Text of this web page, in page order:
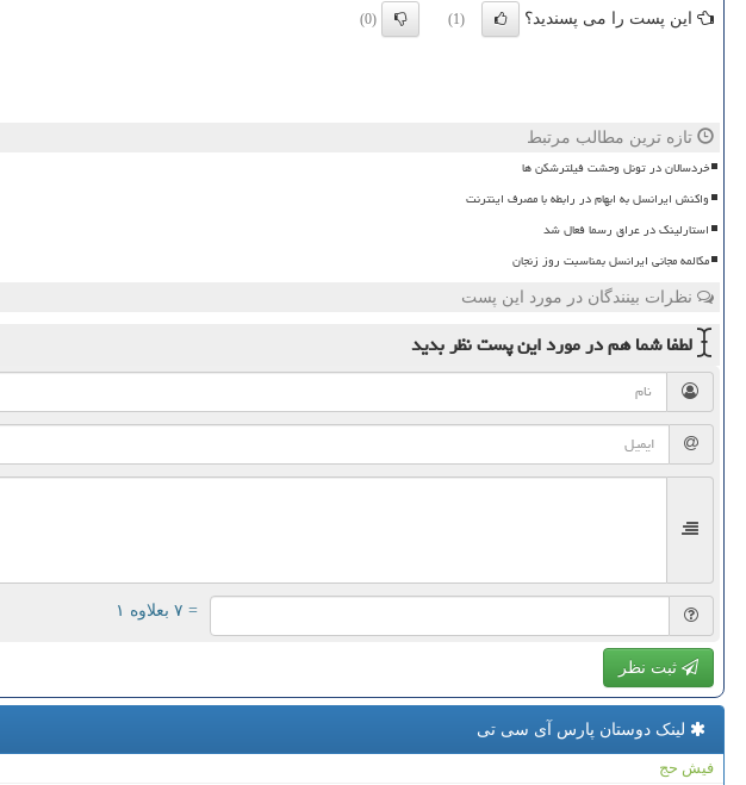
این پست را می پسندید؟ (1)
(0)
تازه ترین مطالب مرتبط
خردسالان در تونل وحشت فیلترشکن ها
واکنش ایرانسل به ابهام در رابطه با مصرف اینترنت
استارلینک در عراق رسما فعال شد
مکالمه مجانی ایرانسل بمناسبت روز زنجان
نظرات بینندگان در مورد این پست
لطفا شما همدر مورد این پستنظر بدید
= ۷ بعلاوه ۱
ثبت نظر
لینک دوستان پارس آی سی تی
فیش حج